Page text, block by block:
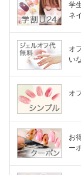
学
ネ
オ
い
オ
お
ー